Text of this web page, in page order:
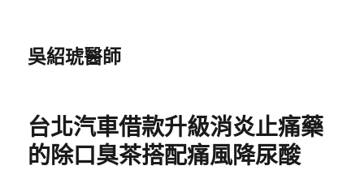
吳紹琥醫師
台北汽車借款升級消炎止痛藥
的除口臭茶搭配痛風降尿酸